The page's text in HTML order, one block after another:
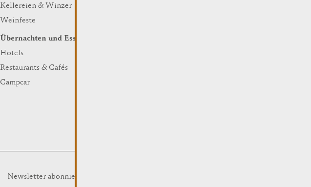
Kellereien & Winzer
Weinfeste
Übernachten und Essen
Hotels
Restaurants & Cafés
Campcar
Newsletter abonnieren